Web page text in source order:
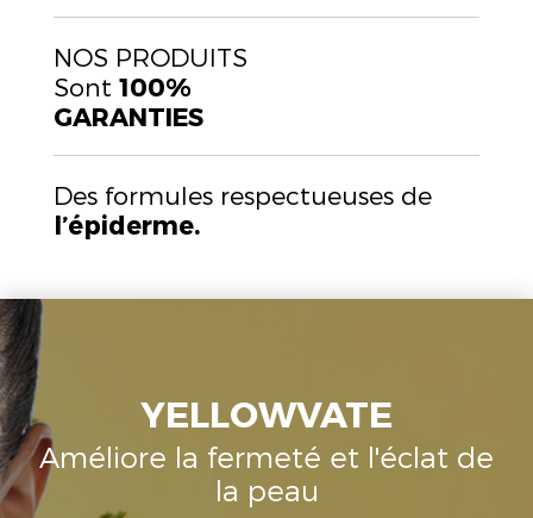
NOS PRODUITS
Sont 100%
GARANTIES
Des formules respectueuses de
l’épiderme.
YELLOWVATE
Améliore la fermeté et l'éclat de
la peau